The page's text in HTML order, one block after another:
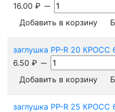
16.00 ₽
Добавить в корзину
заглушка PP-R 20 КРОСС
6.50 ₽
Добавить в корзину
заглушка PP-R 25 КРОСС